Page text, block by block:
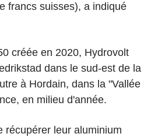
francs suisses), a indiqué
créée en 2020, Hydrovolt
dans le sud-est de la
à Hordain, dans la "Vallée
en milieu d'année.
récupérer leur aluminium